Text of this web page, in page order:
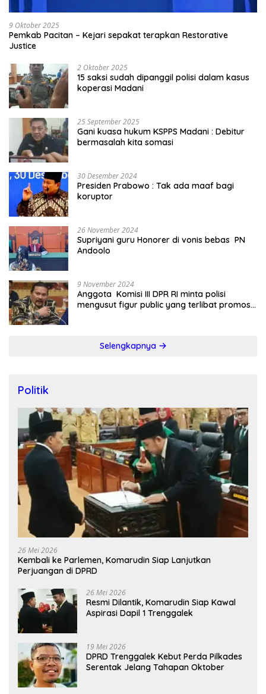
9 Oktober 2025
Pemkab Pacitan – Kejari sepakat terapkan Restorative
Justice
2 Oktober 2025
15 saksi sudah dipanggil polisi dalam kasus
koperasi Madani
25 September 2025
Gani kuasa hukum KSPPS Madani : Debitur
bermasalah kita somasi
30 Desember 2024
Presiden Prabowo : Tak ada maaf bagi
koruptor
26 November 2024
Supriyani guru Honorer di vonis bebas PN
Andoolo
9 November 2024
Anggota Komisi III DPR RI minta polisi
mengusut figur public yang terlibat promosi
Selengkapnya
Politik
26 Mei 2026
Kembali ke Parlemen, Komarudin Siap Lanjutkan
Perjuangan di DPRD
26 Mei 2026
Resmi Dilantik, Komarudin Siap Kawal
Aspirasi Dapil 1 Trenggalek
19 Mei 2026
DPRD Trenggalek Kebut Perda Pilkades
Serentak Jelang Tahapan Oktober